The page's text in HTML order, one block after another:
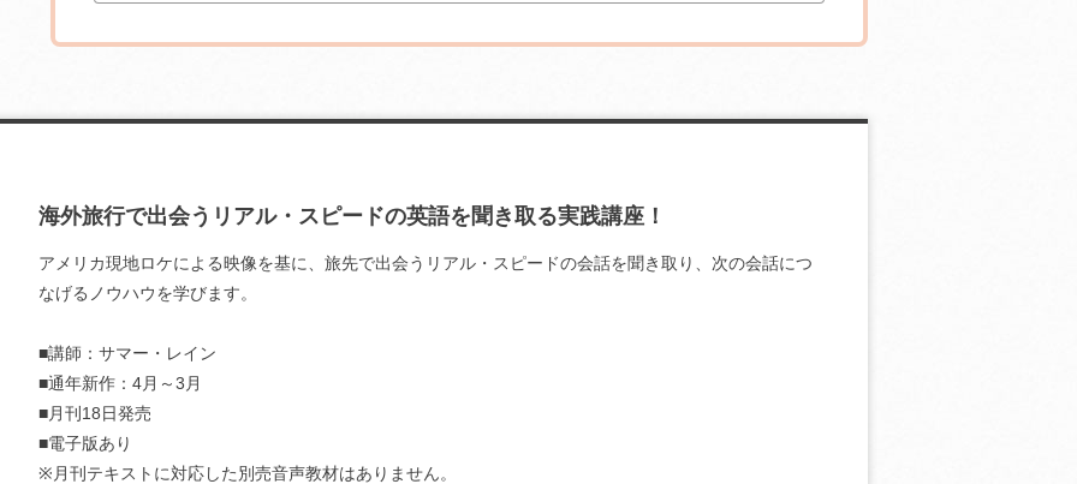
海外旅行で出会うリアル・スピードの英語を聞き取る実践講座！
アメリカ現地ロケによる映像を基に、旅先で出会うリアル・スピードの会話を聞き取り、次の会話につ
なげるノウハウを学びます。
■講師：サマー・レイン
■通年新作：4月～3月
■月刊18日発売
■電子版あり
※月刊テキストに対応した別売音声教材はありません。